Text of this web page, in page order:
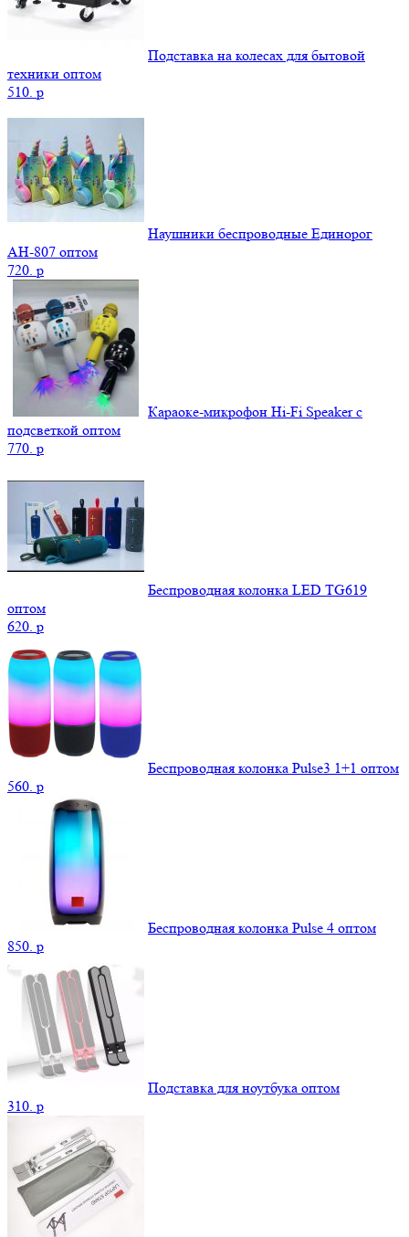
Подставка на колесах для бытовой
техники оптом
510. p
Наушники беспроводные Единорог
AH-807 оптом
720. p
Караоке-микрофон Hi-Fi Speaker с
подсветкой оптом
770. p
Беспроводная колонка LED TG619
оптом
620. p
Беспроводная колонка Pulse3 1+1 оптом
560. p
Беспроводная колонка Pulse 4 оптом
850. p
Подставка для ноутбука оптом
310. p